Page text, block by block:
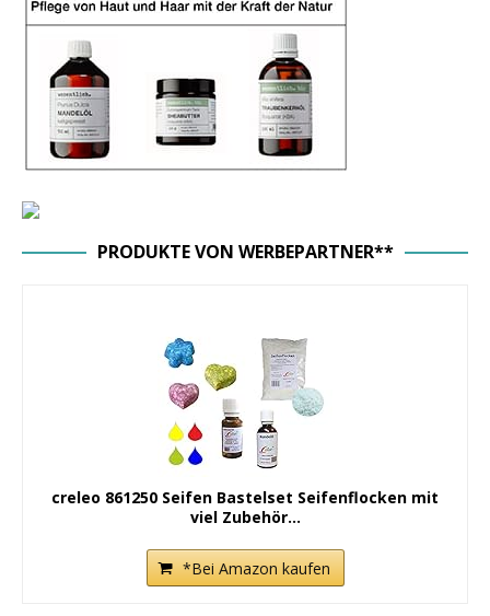
PRODUKTE VON WERBEPARTNER**
creleo 861250 Seifen Bastelset Seifenflocken mit
viel Zubehör...
*Bei Amazon kaufen